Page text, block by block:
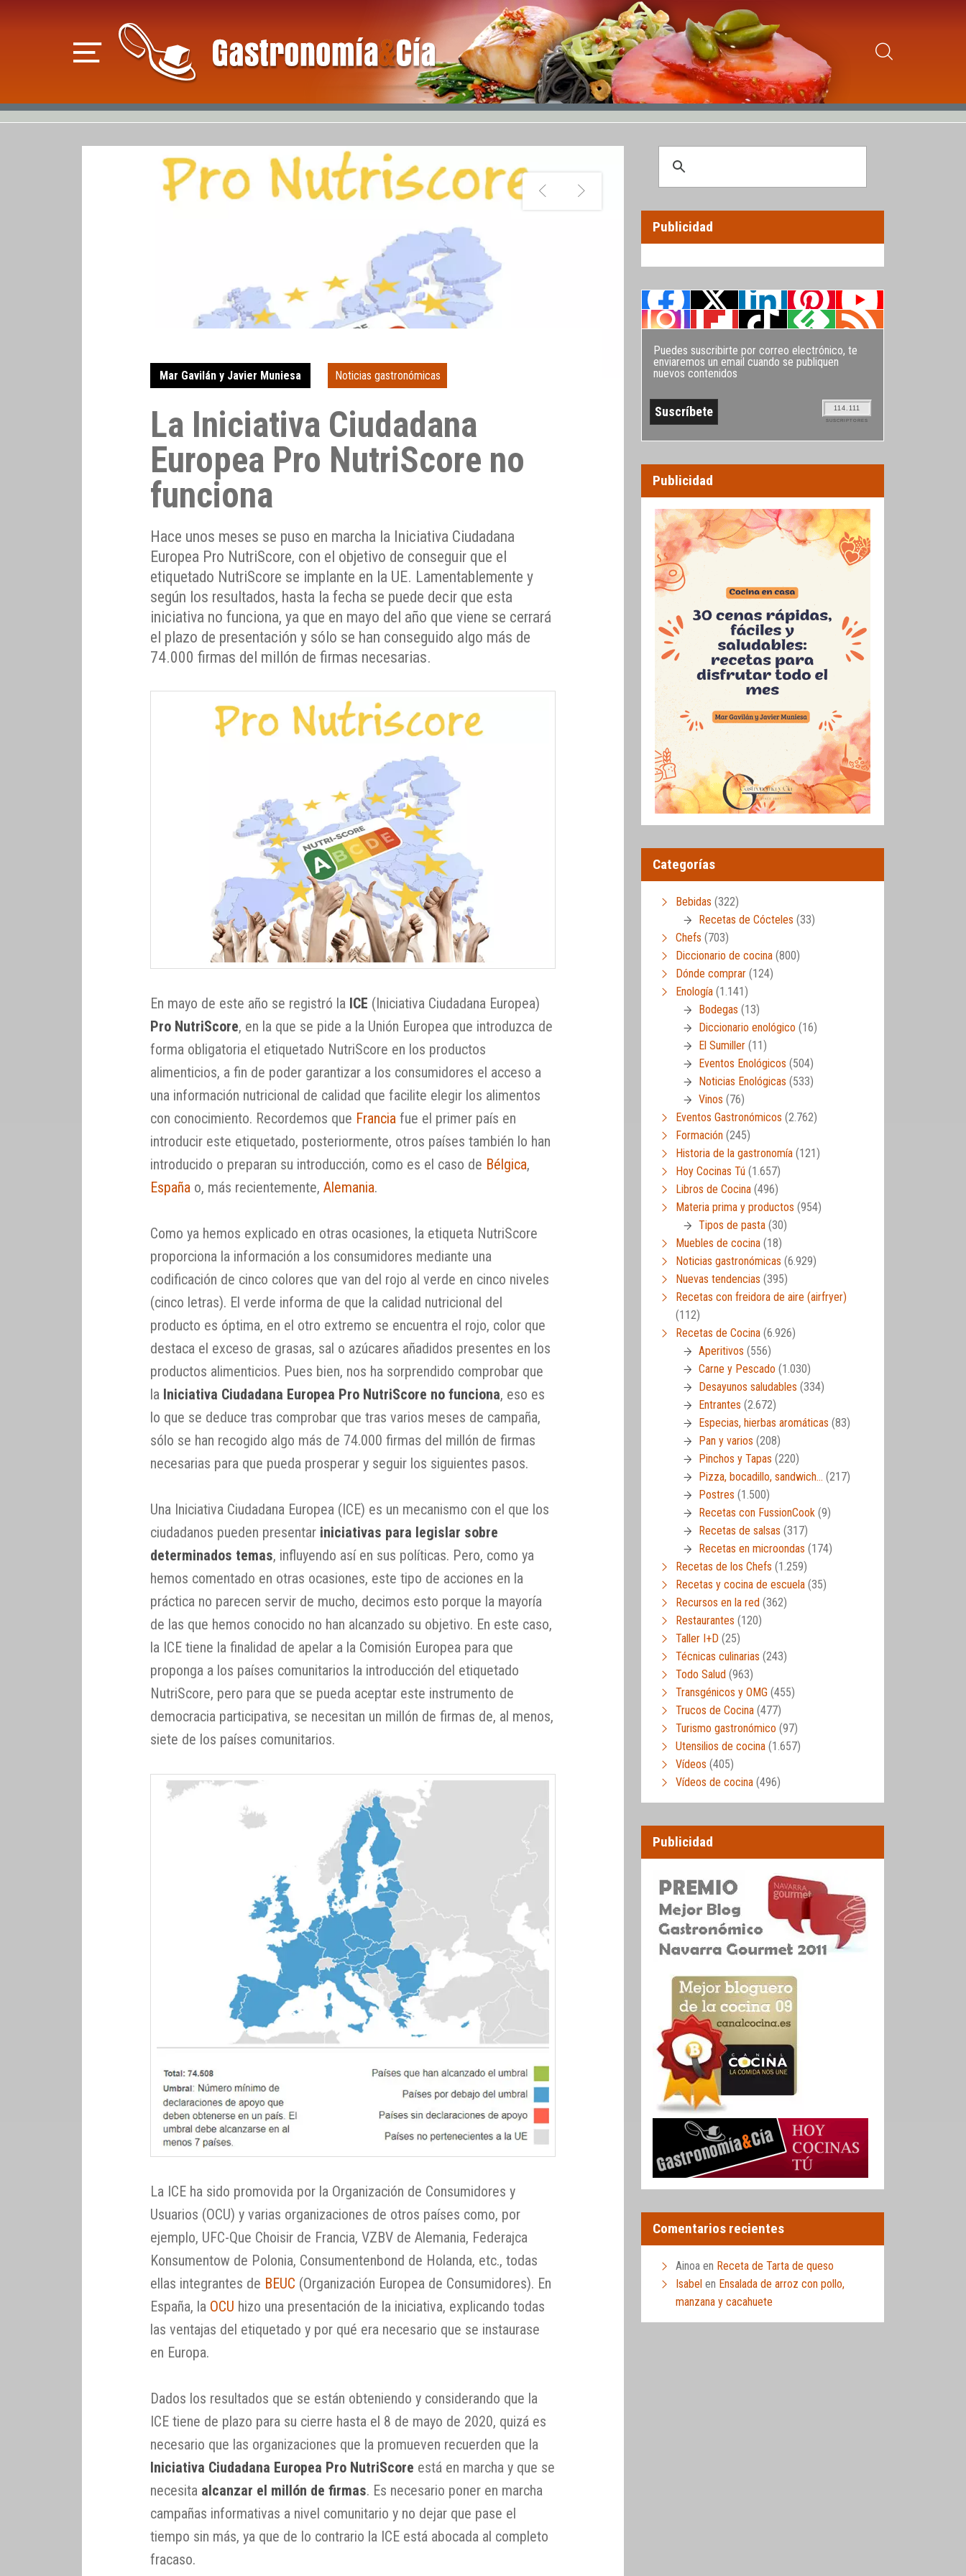
Mar Gavilán y Javier Muniesa Noticias gastronómicas
La Iniciativa Ciudadana
Europea Pro NutriScore no
funciona
Hace unos meses se puso en marcha la Iniciativa Ciudadana
Europea Pro NutriScore, con el objetivo de conseguir que el
etiquetado NutriScore se implante en la UE. Lamentablemente y
según los resultados, hasta la fecha se puede decir que esta
iniciativa no funciona, ya que en mayo del año que viene se cerrará
el plazo de presentación y sólo se han conseguido algo más de
74.000 firmas del millón de firmas necesarias.
En mayo de este año se registró la ICE (Iniciativa Ciudadana Europea)
Pro NutriScore, en la que se pide a la Unión Europea que introduzca de
forma obligatoria el etiquetado NutriScore en los productos
alimenticios, a fin de poder garantizar a los consumidores el acceso a
una información nutricional de calidad que facilite elegir los alimentos
con conocimiento. Recordemos que Francia fue el primer país en
introducir este etiquetado, posteriormente, otros países también lo han
introducido o preparan su introducción, como es el caso de Bélgica,
España o, más recientemente,Alemania.
Como ya hemos explicado en otras ocasiones, la etiqueta NutriScore
proporciona la información a los consumidores mediante una
codificación de cinco colores que van del rojo al verde en cinco niveles
(cinco letras). El verde informa de que la calidad nutricional del
producto es óptima, en el otro extremo se encuentra el rojo, color que
destaca el exceso de grasas, sal o azúcares añadidos presentes en los
productos alimenticios. Pues bien, nos ha sorprendido comprobar que
la Iniciativa Ciudadana Europea Pro NutriScore no funciona, eso es
lo que se deduce tras comprobar que tras varios meses de campaña,
sólo se han recogido algo más de 74.000 firmas del millón de firmas
necesarias para que pueda prosperar y seguir los siguientes pasos.
Una Iniciativa Ciudadana Europea (ICE) es un mecanismo con el que los
ciudadanos pueden presentar iniciativas para legislar sobre
determinados temas, influyendo así en sus políticas. Pero, como ya
hemos comentado en otras ocasiones, este tipo de acciones en la
práctica no parecen servir de mucho, decimos esto porque la mayoría
de las que hemos conocido no han alcanzado su objetivo. En este caso,
la ICE tiene la finalidad de apelar a la Comisión Europea para que
proponga a los países comunitarios la introducción del etiquetado
NutriScore, pero para que se pueda aceptar este instrumento de
democracia participativa, se necesitan un millón de firmas de, al menos,
siete de los países comunitarios.
La ICE ha sido promovida por la Organización de Consumidores y
Usuarios (OCU) y varias organizaciones de otros países como, por
ejemplo, UFC-Que Choisir de Francia, VZBV de Alemania, Federajca
Konsumentow de Polonia, Consumentenbond de Holanda, etc., todas
ellas integrantes de BEUC (Organización Europea de Consumidores). En
España, la OCU hizo una presentación de la iniciativa, explicando todas
las ventajas del etiquetado y por qué era necesario que se instaurase
en Europa.
Dados los resultados que se están obteniendo y considerando que la
ICE tiene de plazo para su cierre hasta el 8 de mayo de 2020, quizá es
necesario que las organizaciones que la promueven recuerden que la
Iniciativa Ciudadana Europea Pro NutriScore está en marcha y que se
necesita alcanzar el millón de firmas. Es necesario poner en marcha
campañas informativas a nivel comunitario y no dejar que pase el
tiempo sin más, ya que de lo contrario la ICE está abocada al completo
fracaso.
Publicidad
Puedes suscribirte por correo electrónico, te
enviaremos un email cuando se publiquen
nuevos contenidos
114.111
SUSCRIPTORES
Publicidad
Categorías
Bebidas (322)
Recetas de Cócteles (33)
Chefs (703)
Diccionario de cocina (800)
Dónde comprar (124)
Enología (1.141)
Bodegas (13)
Diccionario enológico (16)
El Sumiller (11)
Eventos Enológicos (504)
Noticias Enológicas (533)
Vinos (76)
Eventos Gastronómicos (2.762)
Formación (245)
Historia de la gastronomía (121)
Hoy Cocinas Tú (1.657)
Libros de Cocina (496)
Materia prima y productos (954)
Tipos de pasta (30)
Muebles de cocina (18)
Noticias gastronómicas (6.929)
Nuevas tendencias (395)
Recetas con freidora de aire (airfryer)
(112)
Recetas de Cocina (6.926)
Aperitivos (556)
Carne y Pescado (1.030)
Desayunos saludables (334)
Entrantes (2.672)
Especias, hierbas aromáticas (83)
Pan y varios (208)
Pinchos y Tapas (220)
Pizza, bocadillo, sandwich… (217)
Postres (1.500)
Recetas con FussionCook (9)
Recetas de salsas (317)
Recetas en microondas (174)
Recetas de los Chefs (1.259)
Recetas y cocina de escuela (35)
Recursos en la red (362)
Restaurantes (120)
Taller I+D (25)
Técnicas culinarias (243)
Todo Salud (963)
Transgénicos y OMG (455)
Trucos de Cocina (477)
Turismo gastronómico (97)
Utensilios de cocina (1.657)
Vídeos (405)
Vídeos de cocina (496)
Publicidad
Comentarios recientes
Ainoa en Receta de Tarta de queso
Isabel en Ensalada de arroz con pollo,
manzana y cacahuete